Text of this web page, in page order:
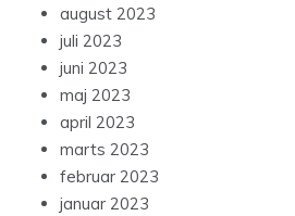
august 2023
juli 2023
juni 2023
maj 2023
april 2023
marts 2023
februar 2023
januar 2023